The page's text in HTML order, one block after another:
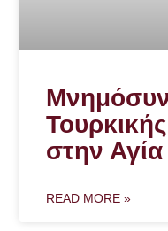
στην
READ MORE »